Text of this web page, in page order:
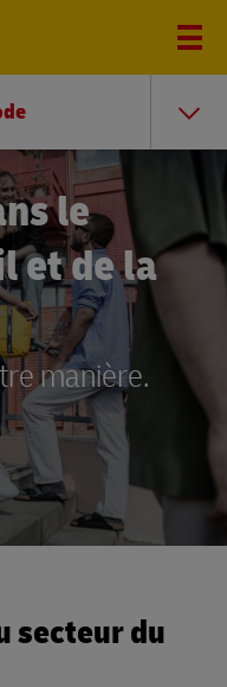
le
et de la
manière.
secteur du